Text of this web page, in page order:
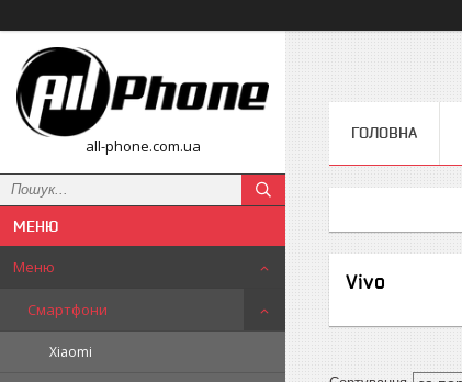
all-phone.com.ua
Меню
Смартфони
Xiaomi
ГОЛОВНА
Vivo